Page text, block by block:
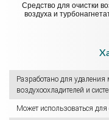
Средство для очистки
воздуха и
Разработано для
воздухоохладителей и
Может использоваться для